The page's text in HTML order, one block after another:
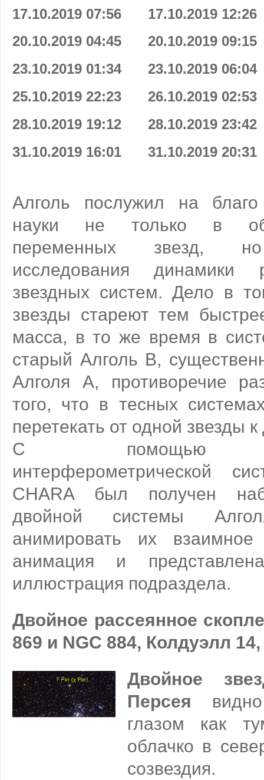
17.10.2019 07:56
17.10.2019 12:26
20.10.2019 04:45
20.10.2019 09:15
23.10.2019 01:34
23.10.2019 06:04
25.10.2019 22:23
26.10.2019 02:53
28.10.2019 19:12
28.10.2019 23:42
31.10.2019 16:01
31.10.2019 20:31
Алголь послужил на благо
науки не только в
переменных звезд, но
исследования динамики
звездных систем. Дело в
звезды стареют тем
масса, в то же время в
старый Алголь B,
Алголя A, противоречие
того, что в тесных
перетекать от одной звезды к
С помощью
интерферометрической
CHARA был получен
двойной системы
анимировать их
анимация и
иллюстрация подраздела.
Двойное рассеянное
869 и NGC 884, Колдуэлл
Двойное
Персея
глазом как
облачко в
созвездия.